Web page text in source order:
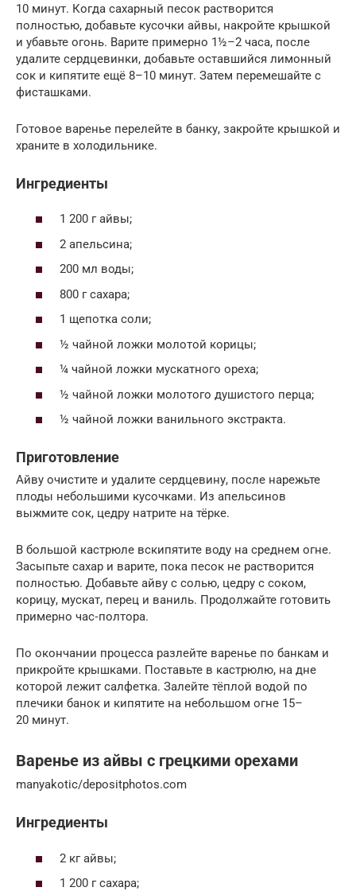
10 минут. Когда сахарный песок растворится
полностью, добавьте кусочки айвы, накройте крышкой
и убавьте огонь. Варите примерно 1½–2 часа, после
удалите сердцевинки, добавьте оставшийся лимонный
сок и кипятите ещё 8–10 минут. Затем перемешайте с
фисташками.
Готовое варенье перелейте в банку, закройте крышкой и
храните в холодильнике.
Ингредиенты
1 200 г айвы;
2 апельсина;
200 мл воды;
800 г сахара;
1 щепотка соли;
½ чайной ложки молотой корицы;
¼ чайной ложки мускатного ореха;
½ чайной ложки молотого душистого перца;
½ чайной ложки ванильного экстракта.
Приготовление
Айву очистите и удалите сердцевину, после нарежьте
плоды небольшими кусочками. Из апельсинов
выжмите сок, цедру натрите на тёрке.
В большой кастрюле вскипятите воду на среднем огне.
Засыпьте сахар и варите, пока песок не растворится
полностью. Добавьте айву с солью, цедру с соком,
корицу, мускат, перец и ваниль. Продолжайте готовить
примерно час‑полтора.
По окончании процесса разлейте варенье по банкам и
прикройте крышками. Поставьте в кастрюлю, на дне
которой лежит салфетка. Залейте тёплой водой по
плечики банок и кипятите на небольшом огне 15–
20 минут.
Варенье из айвы с грецкими орехами
manyakotic/depositphotos.com
Ингредиенты
2 кг айвы;
1 200 г сахара;